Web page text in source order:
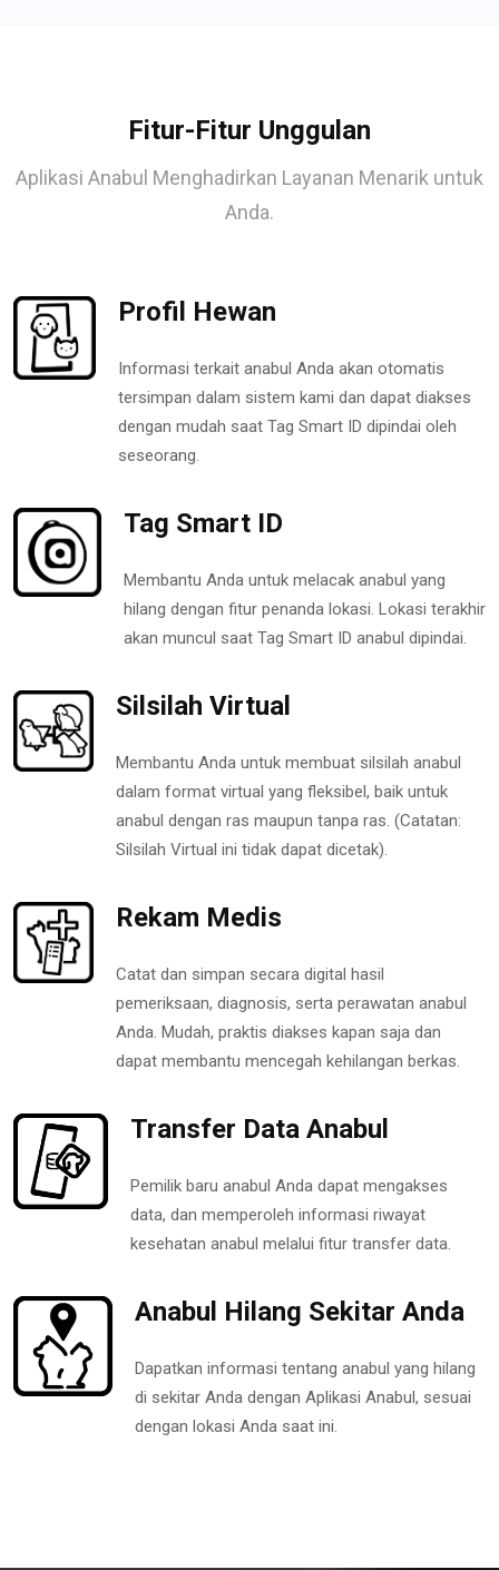
Fitur-Fitur Unggulan
Aplikasi Anabul Menghadirkan Layanan Menarik untuk
Anda.
Profil Hewan
Informasi terkait anabul Anda akan otomatis
tersimpan dalam sistem kami dan dapat diakses
dengan mudah saat Tag Smart ID dipindai oleh
seseorang.
Tag Smart ID
Membantu Anda untuk melacak anabul yang
hilang dengan fitur penanda lokasi. Lokasi terakhir
akan muncul saat Tag Smart ID anabul dipindai.
Silsilah Virtual
Membantu Anda untuk membuat silsilah anabul
dalam format virtual yang fleksibel, baik untuk
anabul dengan ras maupun tanpa ras. (Catatan:
Silsilah Virtual ini tidak dapat dicetak).
Rekam Medis
Catat dan simpan secara digital hasil
pemeriksaan, diagnosis, serta perawatan anabul
Anda. Mudah, praktis diakses kapan saja dan
dapat membantu mencegah kehilangan berkas.
Transfer Data Anabul
Pemilik baru anabul Anda dapat mengakses
data, dan memperoleh informasi riwayat
kesehatan anabul melalui fitur transfer data.
Anabul Hilang Sekitar Anda
Dapatkan informasi tentang anabul yang hilang
di sekitar Anda dengan Aplikasi Anabul, sesuai
dengan lokasi Anda saat ini.